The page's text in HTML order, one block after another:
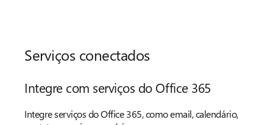
Serviços conectados
Integre com serviços do Office 365
Integre serviços do Office 365, como email, calendário,